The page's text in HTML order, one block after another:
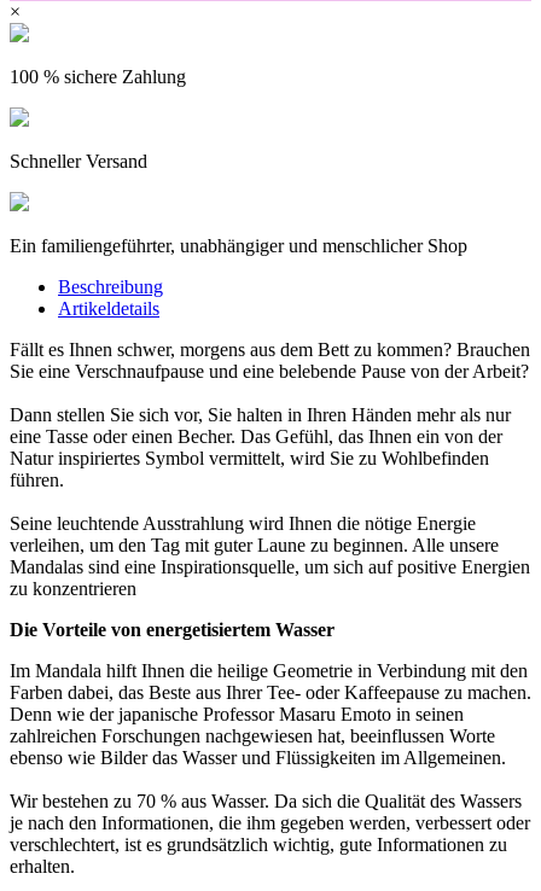
×
100 % sichere Zahlung
Schneller Versand
Ein familiengeführter, unabhängiger und menschlicher Shop
Beschreibung
Artikeldetails
Fällt es Ihnen schwer, morgens aus dem Bett zu kommen? Brauchen
Sie eine Verschnaufpause und eine belebende Pause von der Arbeit?
Dann stellen Sie sich vor, Sie halten in Ihren Händen mehr als nur
eine Tasse oder einen Becher. Das Gefühl, das Ihnen ein von der
Natur inspiriertes Symbol vermittelt, wird Sie zu Wohlbefinden
führen.
Seine leuchtende Ausstrahlung wird Ihnen die nötige Energie
verleihen, um den Tag mit guter Laune zu beginnen. Alle unsere
Mandalas sind eine Inspirationsquelle, um sich auf positive Energien
zu konzentrieren
Die Vorteile von energetisiertem Wasser
Im Mandala hilft Ihnen die heilige Geometrie in Verbindung mit den
Farben dabei, das Beste aus Ihrer Tee- oder Kaffeepause zu machen.
Denn wie der japanische Professor Masaru Emoto in seinen
zahlreichen Forschungen nachgewiesen hat, beeinflussen Worte
ebenso wie Bilder das Wasser und Flüssigkeiten im Allgemeinen.
Wir bestehen zu 70 % aus Wasser. Da sich die Qualität des Wassers
je nach den Informationen, die ihm gegeben werden, verbessert oder
verschlechtert, ist es grundsätzlich wichtig, gute Informationen zu
erhalten.